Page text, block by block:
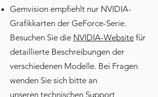
Gemvision empfiehlt nur NVIDIA-
Grafikkarten der GeForce-Serie.
Besuchen Sie die NVIDIA-Website für
detaillierte Beschreibungen der
verschiedenen Modelle. Bei Fragen
wenden Sie sich bitte an
unseren technischen Support